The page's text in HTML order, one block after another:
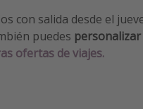
con salida desde el
puedes
ofertas de viajes.